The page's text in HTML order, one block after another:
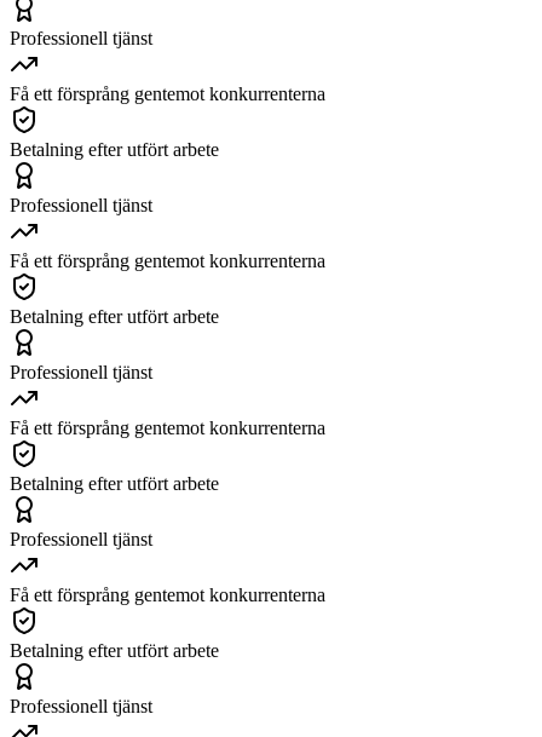
Professionell tjänst
Få ett försprång gentemot konkurrenterna
Betalning efter utfört arbete
Professionell tjänst
Få ett försprång gentemot konkurrenterna
Betalning efter utfört arbete
Professionell tjänst
Få ett försprång gentemot konkurrenterna
Betalning efter utfört arbete
Professionell tjänst
Få ett försprång gentemot konkurrenterna
Betalning efter utfört arbete
Professionell tjänst